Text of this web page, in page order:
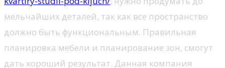
мельчайших деталей, так как все пространство
должно быть функциональным. Правильная
планировка мебели и планирование зон, смогут
дать хороший результат. Данная компания